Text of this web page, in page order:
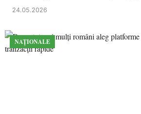
24.05.2026
NAȚIONALE